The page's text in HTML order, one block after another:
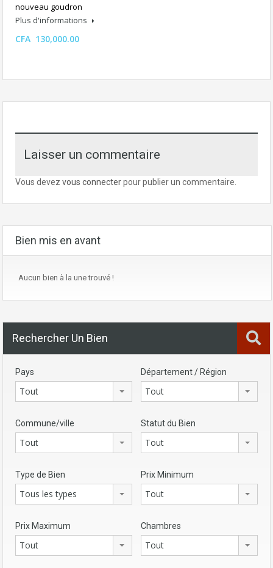
nouveau goudron
Plus d'informations
CFA 130,000.00
Laisser un commentaire
Vous devez vous connecterpour publier un commentaire.
Bien mis en avant
Aucun bien à la une trouvé !
Rechercher Un Bien
Pays
Tout
Département / Région
Tout
Commune/ville
Tout
Statut du Bien
Tout
Type de Bien
Tous les types
Prix Minimum
Tout
Prix Maximum
Tout
Chambres
Tout